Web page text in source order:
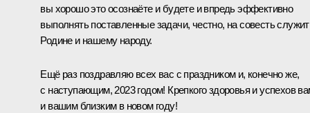
вы хорошо это осознаёте и будете и впредь эффективно
выполнять поставленные задачи, честно, на совесть
Родине и нашему народу.
Ещё раз поздравляю всех вас с праздником и, конечно же,
с наступающим, 2023 годом! Крепкого здоровья и успехов
и вашим близким в новом году!